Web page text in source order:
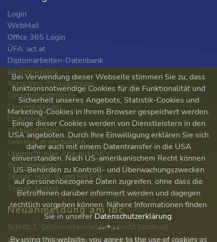
Login
WebMail
Office 365 Login
ÜFA: act.at
Diplomarbeiten-Datenbank
Bibliothek@ibc
WebUntis (Stundenplan)
Sprechstundenliste
Terminkalender
Downloads
Wahlplattform
Sekretariat der Schule
Übersicht aller Abend-HAK's
ibc-Newsletter
Teaser: HAK-B und HAS-B
Teaser: Kolleg
Neuanmeldung am ibc
Schritt 1: Onlinevoranmeldung (nicht bindend)
Bei Verwendung dieser Webseite stimmen Sie zu, dass
funktionsnotwendige Cookies für die Funktionalität und
Sicherheit unseres Angebots, Statistik-Cookies und
Marketing-Cookies in Ihrem Browser gespeichert werden.
Einige dieser Cookies werden von Dienstleistern in den
USA angeboten. Durch Ihre Einwilligung erklären Sie sich
daher auch mit einem Datentransfer in die USA
einverstanden. Nach US-amerikanischem Recht können
US-Behörden zu Kontroll- und Überwachungszwecken
auf personenbezogene Daten zugreifen, ohne dass die
Betroffenen darüber informiert werden und dagegen
rechtlich vorgehen können. Nähere Informationen finden
Sie in unsererDatenschutzerklärung.
-- * --
By using this website, you agree to the use of cookies as